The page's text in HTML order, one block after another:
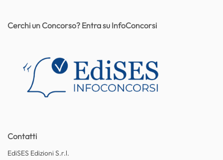
Contatti
EdiSES Edizioni S.r.l.
Cerchi un Concorso? Entra su InfoConcorsi